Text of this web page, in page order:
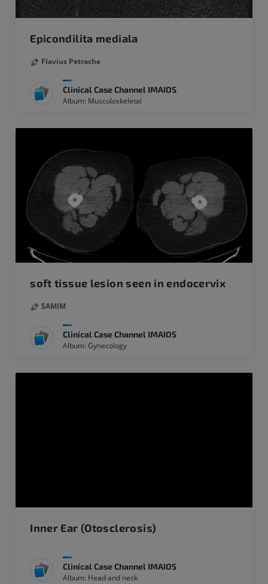
Epicondilita mediala
Flavius Petrache
Clinical Case Channel IMAIOS
Album: Musculoskeletal
soft tissue lesion seen in endocervix
SAMIM
Clinical Case Channel IMAIOS
Album: Gynecology
Inner Ear (Otosclerosis)
Clinical Case Channel IMAIOS
Album: Head and neck